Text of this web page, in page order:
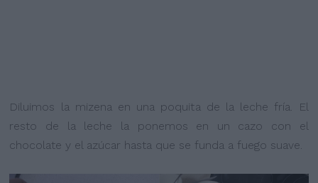
Diluimos la mizena en una poquita de la leche fría. El
resto de la leche la ponemos en un cazo con el
chocolate y el azúcar hasta que se funda a fuego suave.